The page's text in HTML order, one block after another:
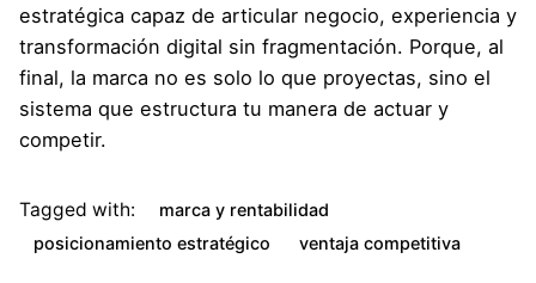
estratégica capaz de articular negocio, experiencia y
transformación digital sin fragmentación. Porque, al
final, la marca no es solo lo que proyectas, sino el
sistema que estructura tu manera de actuar y
competir.
Tagged with:
marca y rentabilidad
posicionamiento estratégico
ventaja competitiva